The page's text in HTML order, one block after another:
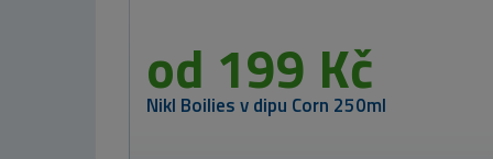
MIKADO Obal na
pruty ENCLAVE